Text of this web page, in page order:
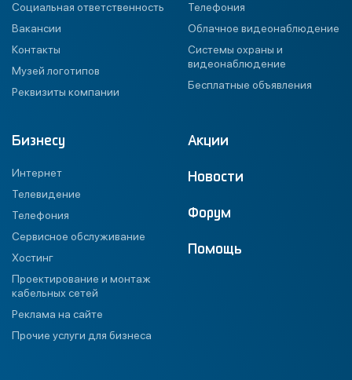
Социальная ответственность
Вакансии
Контакты
Музей логотипов
Реквизиты компании
Телефония
Облачное видеонаблюдение
Системы охраны и
видеонаблюдение
Бесплатные объявления
Бизнесу
Интернет
Телевидение
Телефония
Сервисное обслуживание
Хостинг
Проектирование и монтаж
кабельных сетей
Реклама на сайте
Прочие услуги для бизнеса
Акции
Новости
Форум
Помощь